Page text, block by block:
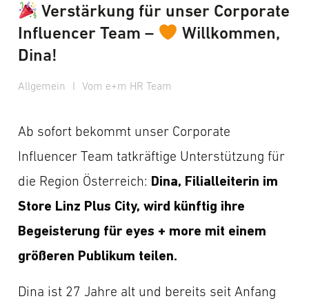
Verstärkung für unser Corporate
Influencer Team –
Willkommen,
Dina!
Allgemein I Vom e+m HR Team
Ab sofort bekommt unser Corporate
Influencer Team tatkräftige Unterstützung für
die Region Österreich: Dina, Filialleiterin im
Store Linz Plus City, wird künftig ihre
Begeisterung für eyes + more mit einem
größeren Publikum teilen.
Dina ist 27 Jahre alt und bereits seit Anfang